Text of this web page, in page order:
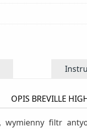
OPIS BREVILLE
filtr